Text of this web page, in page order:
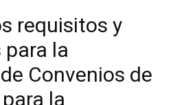
requisitos y
la
Convenios de
la